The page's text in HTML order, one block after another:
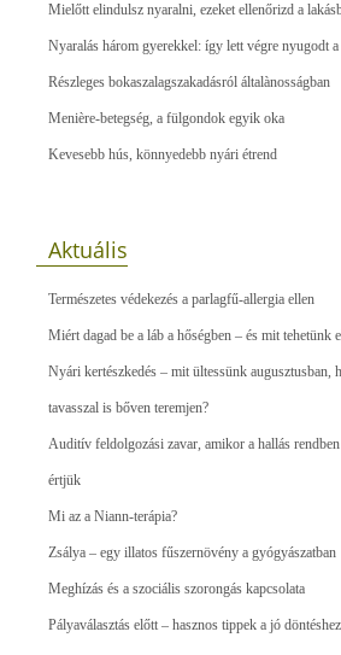
Mielőtt elindulsz nyaralni, ezeket ellenőrizd a
Nyaralás három gyerekkel: így lett végre nyugodt
Részleges bokaszalagszakadásról általànosságban
Menière-betegség, a fülgondok egyik oka
Kevesebb hús, könnyedebb nyári étrend
Aktuális
Természetes védekezés a parlagfű-allergia ellen
Miért dagad be a láb a hőségben – és mit tehetünk
Nyári kertészkedés – mit ültessünk augusztusban,
tavasszal is bőven teremjen?
Auditív feldolgozási zavar, amikor a hallás
értjük
Mi az a Niann-terápia?
Zsálya – egy illatos fűszernövény a gyógyászatban
Meghízás és a szociális szorongás kapcsolata
Pályaválasztás előtt – hasznos tippek a jó döntéshez